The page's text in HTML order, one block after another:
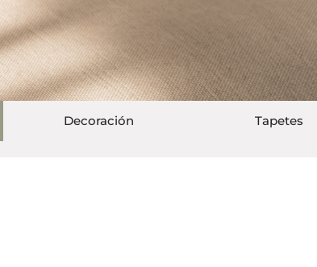
Decoración Tapetes